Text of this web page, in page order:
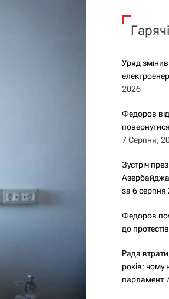
к
Уряд
2026
Федоров
7 Серпня,
Зустріч
за 6 серпня
Федоров
до протестів
Рада
років:
парламент